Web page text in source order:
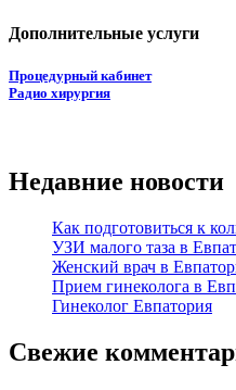
Дополнительные услуги
Процедурный кабинет
Радио хирургия
Недавние новости
Как подготовиться к
УЗИ малого таза в
Женский врач в
Прием гинеколога в
Гинеколог Евпатория
Свежие